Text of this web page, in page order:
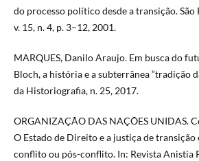
do processo político desde a transição. São
v. 15, n. 4, p. 3–12, 2001.
MARQUES, Danilo Araujo. Em busca do
Bloch, a história e a subterrânea “tradição
da Historiografia, n. 25, 2017.
ORGANIZAÇÃO DAS NAÇÕES UNIDAS.
O Estado de Direito e a justiça de transição
conflito ou pós-conflito. In: Revista Anistia